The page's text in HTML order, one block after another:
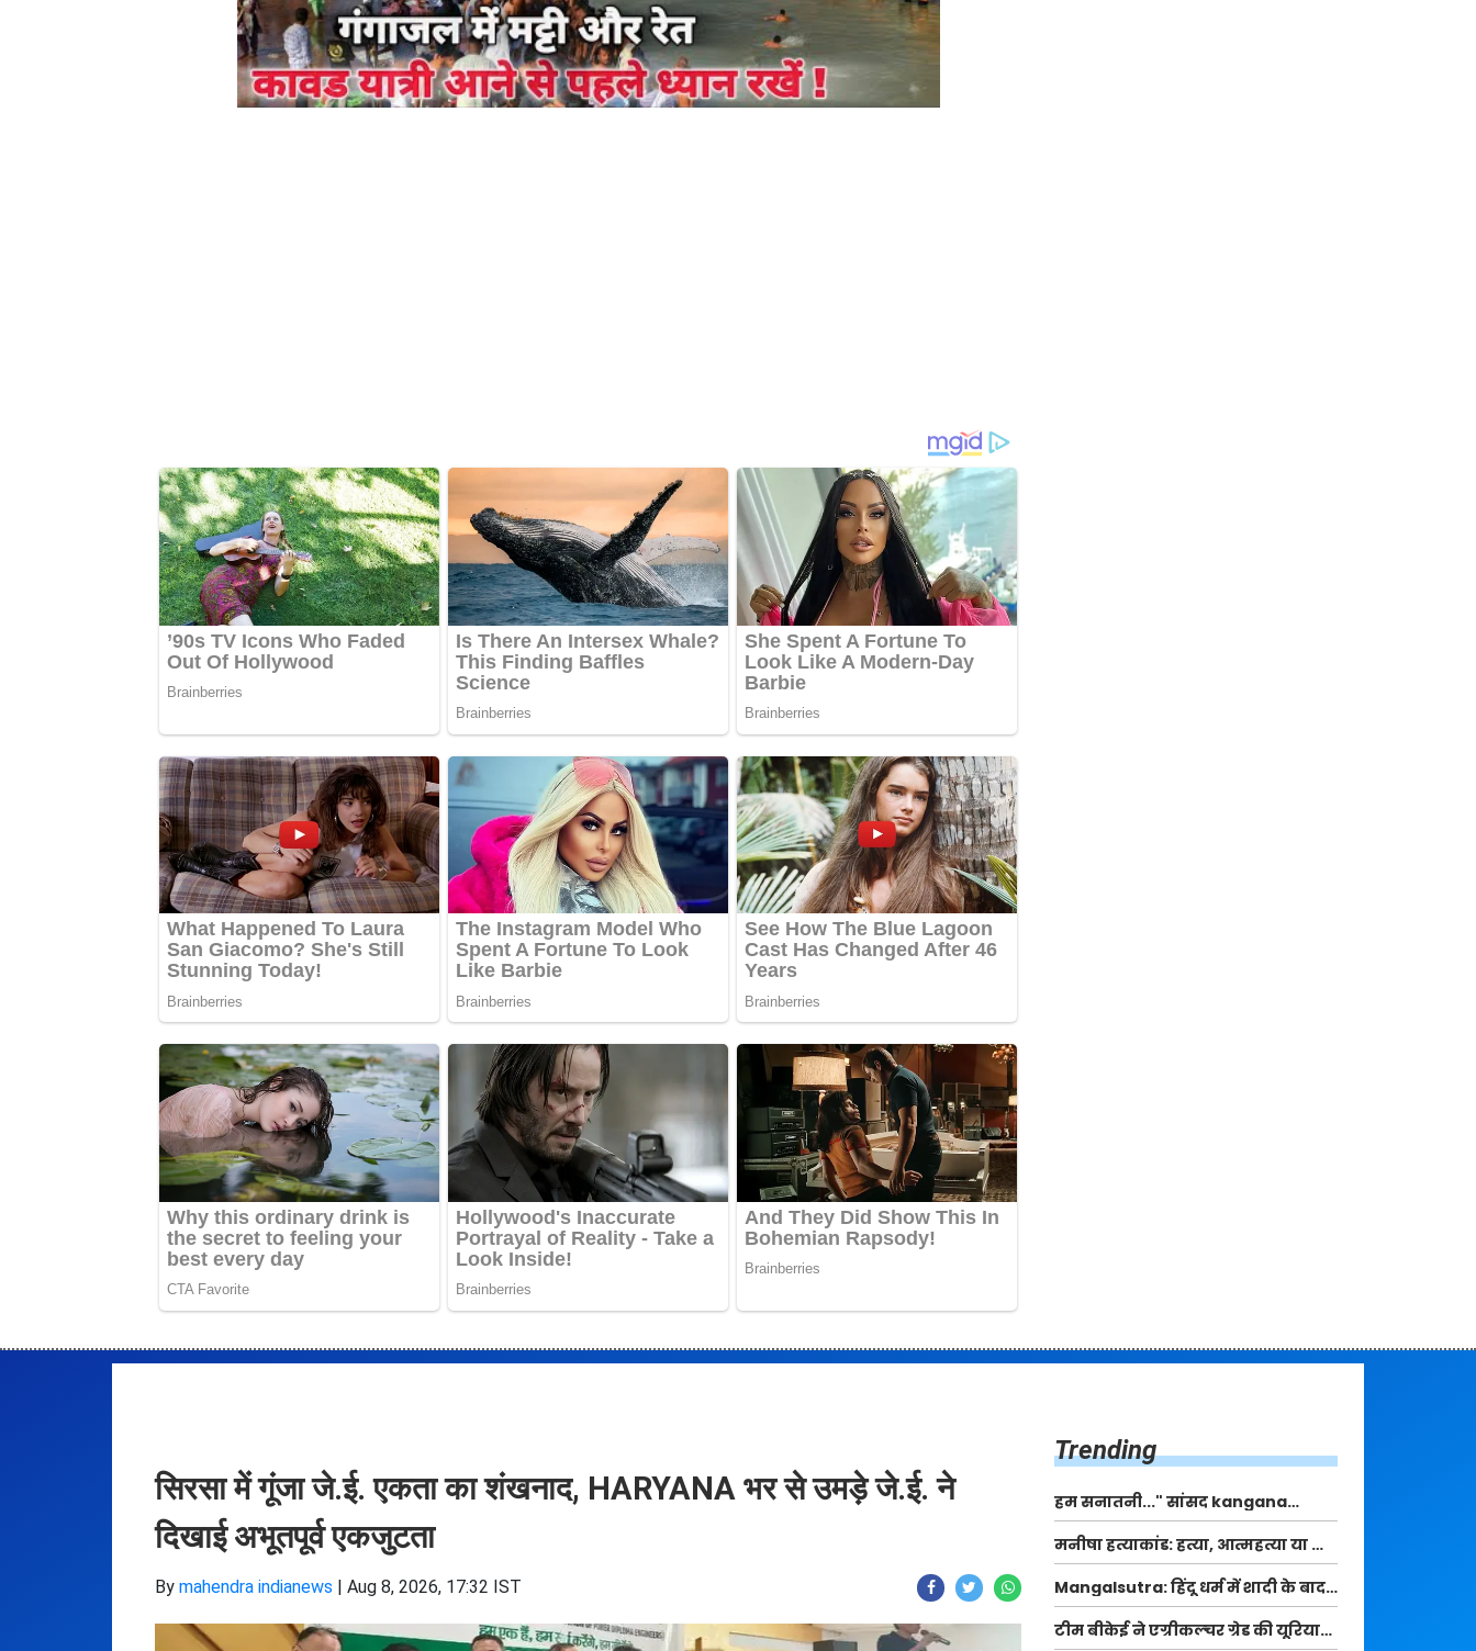
सिरसा में गूंजा जे.ई. एकता का शंखनाद, HARYANA भर से उमड़े जे.ई. ने
दिखाई अभूतपूर्व एकजुटता
By mahendra indianews | Aug 8, 2026, 17:32 IST
Trending
हम सनातनी..." सांसद kangana
Ranaut से क्या बोली लड़की? Viral
Jantar-Mantar | CJP protest
मनीषा हत्याकांड: हत्या, आत्महत्या या कोई बड़ा राज?
| Full Story | Josh Haryana
Mangalsutra: हिंदू धर्म में शादी के बाद
मंगलसूत्र क्यों पहनती है महिलाएं, किसने
शुरु की ये परंपरा
टीम बीकेई ने एग्रीकल्चर ग्रेड की यूरिया